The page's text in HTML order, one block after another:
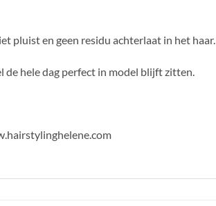
pluist en geen residu achterlaat in het haar.
hele dag perfect in model blijft zitten.